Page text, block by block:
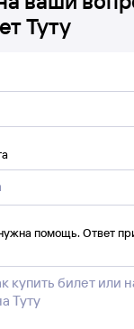
Туту
помощь. Ответ